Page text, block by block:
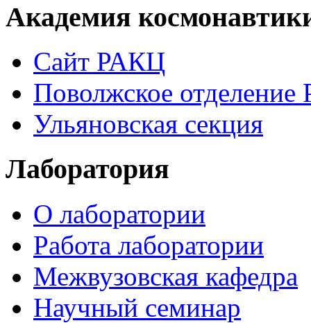
Академия
Сайт РАКЦ
Поволжское
Ульяновская секция
Лаборатория
О лаборатории
Работа лаборатории
Межвузовская кафедра
Научный семинар